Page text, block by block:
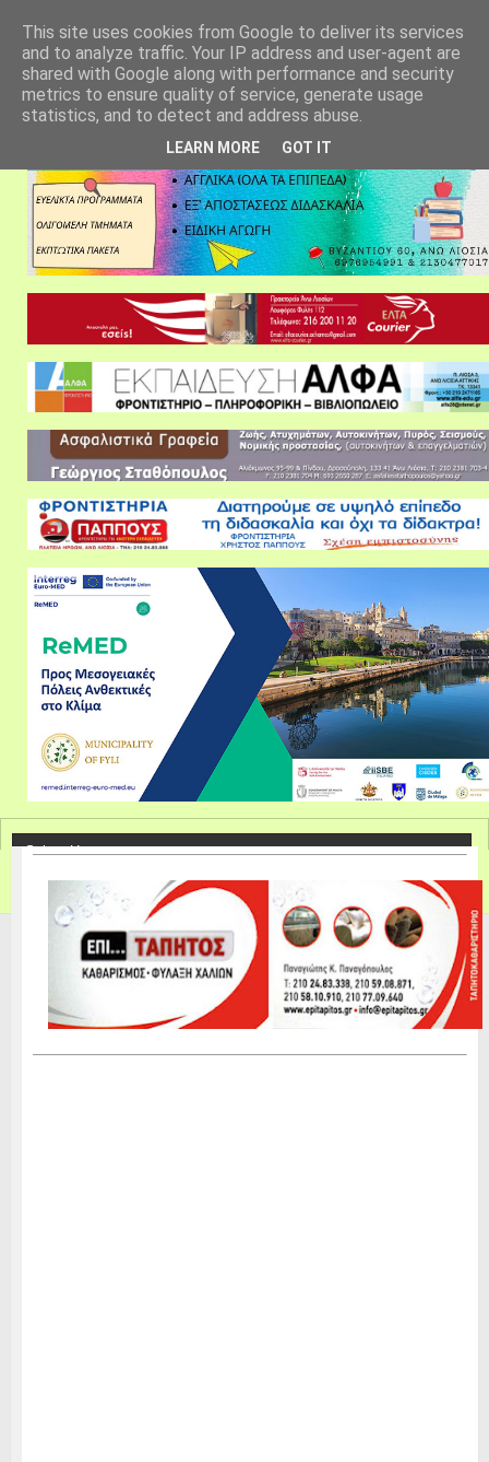
This site uses cookies from Google to deliver its services
and to analyze traffic. Your IP address and user-agent are
shared with Google along with performance and security
metrics to ensure quality of service, generate usage
statistics, and to detect and address abuse.
LEARN MORE GOT IT